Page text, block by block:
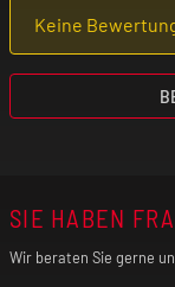
Keine
SIE HABEN
Wir beraten Sie gerne